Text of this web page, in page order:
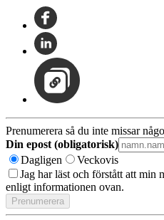
Prenumerera så du inte missar
Din epost (obligatorisk)
Dagligen
Veckovis
Jag har läst och förstått att min
enligt informationen ovan.